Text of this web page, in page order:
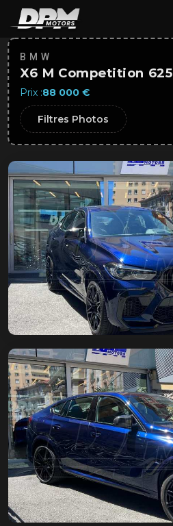
BMW
X6 M Competition 625
Prix :88 000 €
Filtres Photos